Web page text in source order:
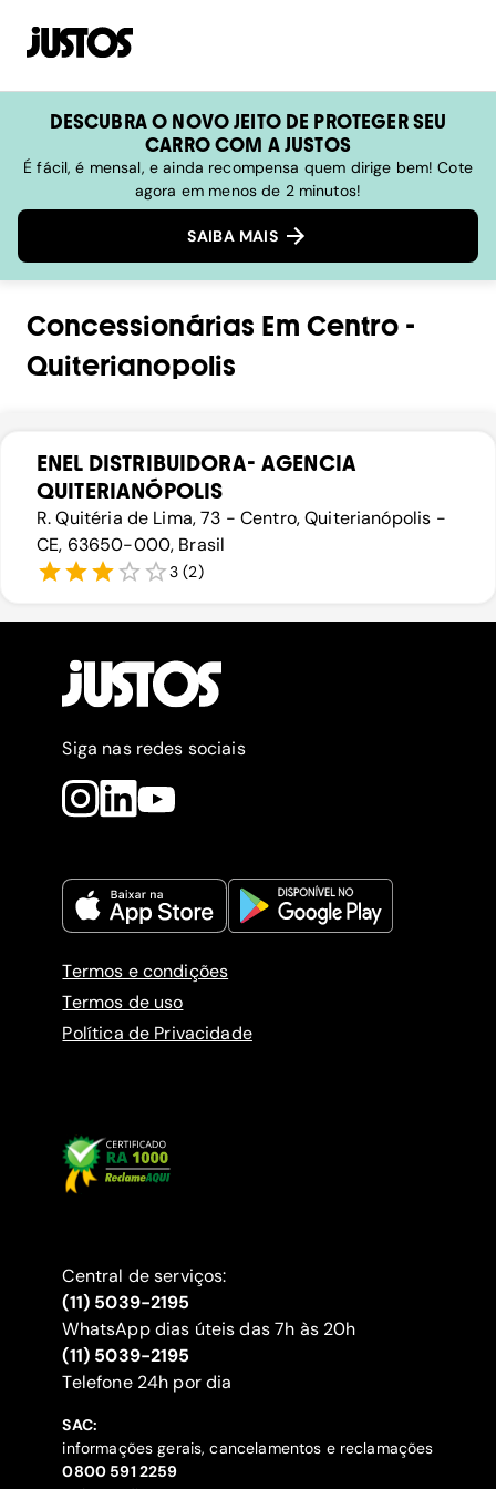
DESCUBRA O NOVO JEITO DE PROTEGER SEU
CARRO COM A JUSTOS
É fácil, é mensal, e ainda recompensa quem dirige bem! Cote
agora em menos de 2 minutos!
SAIBA MAIS
Concessionárias Em Centro-
Quiterianopolis
ENEL DISTRIBUIDORA- AGENCIA
QUITERIANÓPOLIS
R. Quitéria de Lima, 73 - Centro, Quiterianópolis -
CE, 63650-000, Brasil
3 (2)
Siga nas redes sociais
Termos e condições
Termos de uso
Política de Privacidade
Central de serviços:
(11) 5039-2195
WhatsApp dias úteis das 7h às 20h
(11) 5039-2195
‍Telefone 24h por dia
SAC:
informações gerais, cancelamentos e reclamações
‍0800 591 2259